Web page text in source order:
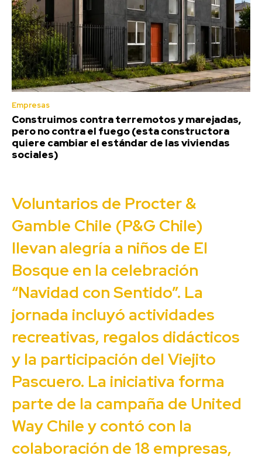
Empresas
Construimos contra terremotos y marejadas,
pero no contra el fuego (esta constructora
quiere cambiar el estándar de las viviendas
sociales)
Voluntarios de Procter &
Gamble Chile (P&G Chile)
llevan alegría a niños de El
Bosque en la celebración
“Navidad con Sentido”. La
jornada incluyó actividades
recreativas, regalos didácticos
y la participación del Viejito
Pascuero. La iniciativa forma
parte de la campaña de United
Way Chile y contó con la
colaboración de 18 empresas,